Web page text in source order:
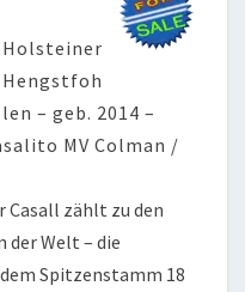
Holsteiner
Hengstfoh
len – geb. 2014 –
MV Colman /
Casall zählt zu den
Welt – die
Spitzenstamm 18